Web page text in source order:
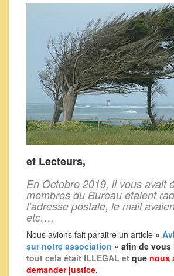
et Lecteurs,
En Octobre 2019, il vous avait
membres du Bureau étaient
l’adresse postale, le mail
etc….
Nous avions fait paraitre un article «
sur notre association » afin de vous
tout cela était ILLEGAL et que nous
demander justice.